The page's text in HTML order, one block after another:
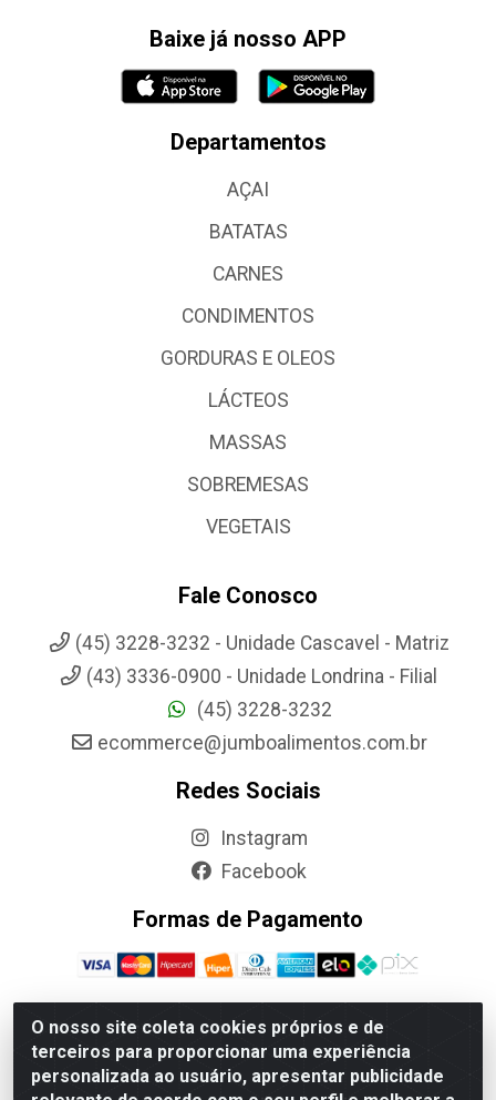
O nosso site coleta cookies próprios e de
terceiros para proporcionar uma experiência
personalizada ao usuário, apresentar publicidade
Baixe já nosso APP
Departamentos
AÇAI
BATATAS
CARNES
CONDIMENTOS
GORDURAS E OLEOS
LÁCTEOS
MASSAS
SOBREMESAS
VEGETAIS
Fale Conosco
(45) 3228-3232 - Unidade Cascavel - Matriz
(43) 3336-0900 - Unidade Londrina - Filial
(45) 3228-3232
ecommerce@jumboalimentos.com.br
Redes Sociais
Instagram
Facebook
Formas de Pagamento
Jumbo Alimentos Cascavel - Matriz - Rua Itatiba Do Sul, 161 -
Santos Dumont, Cascavel-PR - CEP 85804-700- CNPJ